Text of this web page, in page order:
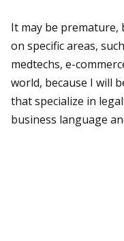
It may be premature,
on specific areas,
medtechs, e-
world, because I will
that specialize in
business language